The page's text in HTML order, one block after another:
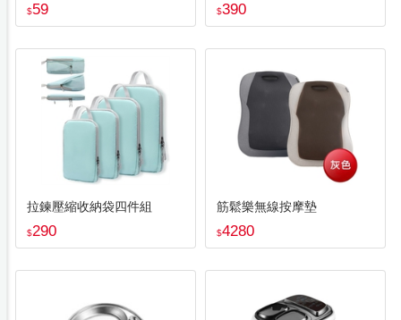
$59 $390
拉鍊壓縮收納袋四件組
$290
筋鬆樂無線按摩墊
$4280